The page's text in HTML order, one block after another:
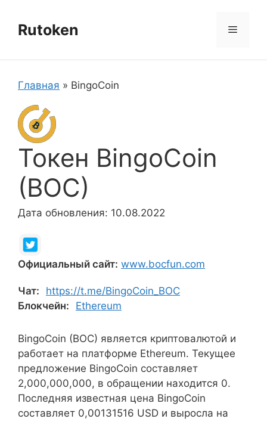
содержимому
Rutoken Меню
Главная » BingoCoin
Токен BingoCoin
(BOC)
Дата обновления: 10.08.2022
Официальный сайт: www.bocfun.com
Чат:
https://t.me/BingoCoin_BOC
Блокчейн:
Ethereum
BingoCoin (BOC) является криптовалютой и
работает на платформе Ethereum. Текущее
предложение BingoCoin составляет
2,000,000,000, в обращении находится 0.
Последняя известная цена BingoCoin
составляет 0,00131516 USD и выросла на